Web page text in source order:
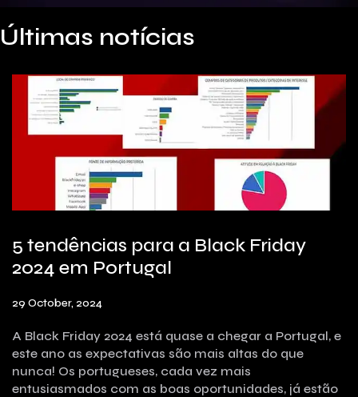
Últimas notícias
5 tendências para a Black Friday
2024 em Portugal
29 October, 2024
A Black Friday 2024 está quase a chegar a Portugal, e
este ano as expectativas são mais altas do que
nunca! Os portugueses, cada vez mais
entusiasmados com as boas oportunidades, já estão